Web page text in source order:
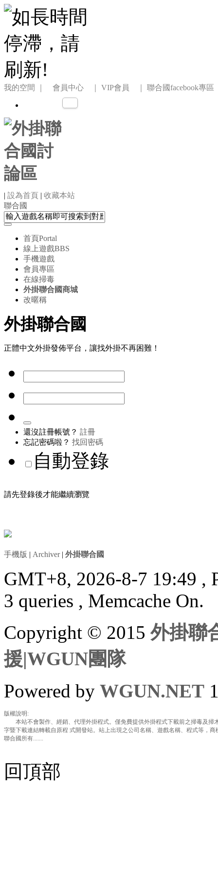
我的空間 ｜ 會員中心 ｜ VIP會員 ｜ 聯合國facebook專區
| 設為首頁 | 收藏本站
聯合國
首頁Portal
線上遊戲BBS
手機遊戲
會員專區
在線掃毒
外掛聯合國商城
改暱稱
外掛聯合國
正體中文外掛發佈平台，讓找外掛不再困難！
還沒註冊帳號？ 註冊
忘記密碼啦？ 找回密碼
自動登錄
請先登錄後才能繼續瀏覽
手機版 | Archiver| 外掛聯合國
GMT+8, 2026-8-7 19:49 ,
3 queries , Memcache On.
Copyright © 2015外掛聯
援|WGUN團隊
Powered by WGUN.NET
版權說明:
本站不會製作、經銷、代理外掛程式。僅免費提供外掛程式下載前之掃毒及掃
字暨下載連結轉載自原程 式開發站。站上出現之公司名稱、遊戲名稱、程式等，
聯合國所有.......
回頂部